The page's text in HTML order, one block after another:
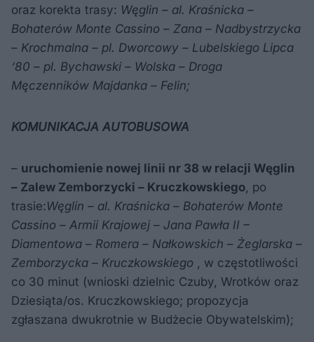
oraz korekta trasy: Węglin – al. Kraśnicka –
Bohaterów Monte Cassino – Zana – Nadbystrzycka
– Krochmalna – pl. Dworcowy – Lubelskiego Lipca
‘80 – pl. Bychawski – Wolska – Droga
Męczenników Majdanka – Felin;
KOMUNIKACJA AUTOBUSOWA
– uruchomienie nowej linii nr 38 w relacji Węglin
– Zalew Zemborzycki – Kruczkowskiego, po
trasie: Węglin – al. Kraśnicka – Bohaterów Monte
Cassino – Armii Krajowej – Jana Pawła II –
Diamentowa – Romera – Nałkowskich – Żeglarska –
Zemborzycka – Kruczkowskiego , w częstotliwości
co 30 minut (wnioski dzielnic Czuby, Wrotków oraz
Dziesiąta/os. Kruczkowskiego; propozycja
zgłaszana dwukrotnie w Budżecie Obywatelskim);